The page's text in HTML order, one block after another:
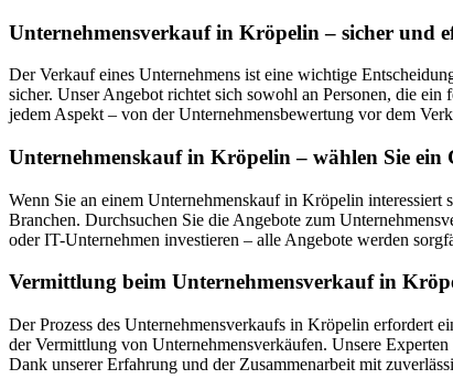
Unternehmensverkauf in Kröpelin – sicher und
Der Verkauf eines Unternehmens ist eine wichtige
sicher. Unser Angebot richtet sich sowohl an Personen, die
jedem Aspekt – von der Unternehmensbewertung vor dem
Unternehmenskauf in Kröpelin – wählen Sie ein
Wenn Sie an einem Unternehmenskauf in Kröpelin interessiert
Branchen. Durchsuchen Sie die Angebote zum
oder IT-Unternehmen investieren – alle Angebote werden
Vermittlung beim Unternehmensverkauf in
Der Prozess des Unternehmensverkaufs in Kröpelin erfordert
der Vermittlung von Unternehmensverkäufen. Unsere
Dank unserer Erfahrung und der Zusammenarbeit mit